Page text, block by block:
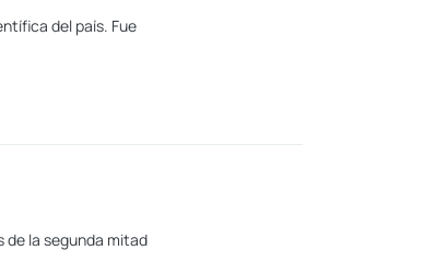
del país. Fue
de la segunda mitad